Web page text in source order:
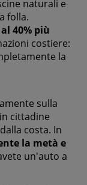
naturali e
folla.
40% più
costiere:
la
sulla
cittadine
costa. In
la metà e
un'auto a